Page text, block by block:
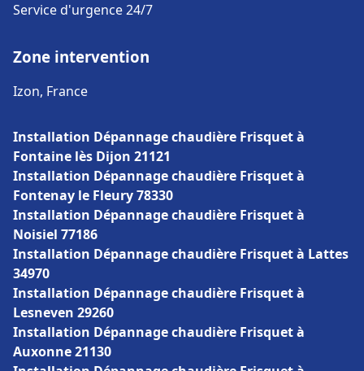
Service d'urgence 24/7
Zone intervention
Izon, France
Installation Dépannage chaudière Frisquet à
Fontaine lès Dijon 21121
Installation Dépannage chaudière Frisquet à
Fontenay le Fleury 78330
Installation Dépannage chaudière Frisquet à
Noisiel 77186
Installation Dépannage chaudière Frisquet à Lattes
34970
Installation Dépannage chaudière Frisquet à
Lesneven 29260
Installation Dépannage chaudière Frisquet à
Auxonne 21130